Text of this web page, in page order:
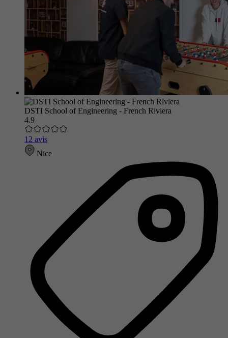
DSTI School of Engineering - French Riviera
4.9
12 avis
Nice